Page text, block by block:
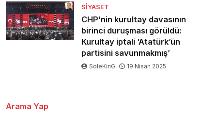
SIYASET
CHP’nin kurultay davasının
birinci duruşması görüldü:
Kurultay iptali ‘Atatürk’ün
partisini savunmakmış’
SoleKinG 19 Nisan 2025
Arama Yap